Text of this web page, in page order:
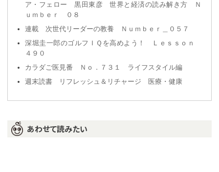
ア・フェロー 黒田東彦 世界と経済の読み解き方 Ｎ
ｕｍｂｅｒ ０８
連載 次世代リーダーの教養 Ｎｕｍｂｅｒ＿０５７
深堀圭一郎のゴルフＩＱを高めよう！ Ｌｅｓｓｏｎ
４９０
カラダご医見番 Ｎｏ．７３１ ライフスタイル編
週末読書 リフレッシュ＆リチャージ 医療・健康
あわせて読みたい